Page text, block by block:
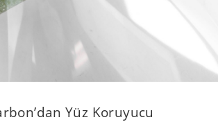
Yüz Koruyucu